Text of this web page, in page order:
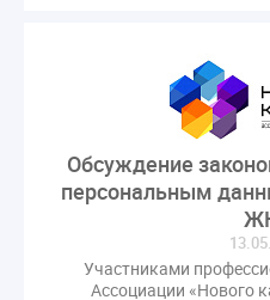
умный дом
Обсуждение
персональным
Участниками
Ассоциации «Нового